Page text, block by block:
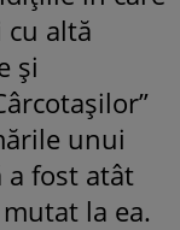
cu altă
şi
unui
a fost atât
la ea.